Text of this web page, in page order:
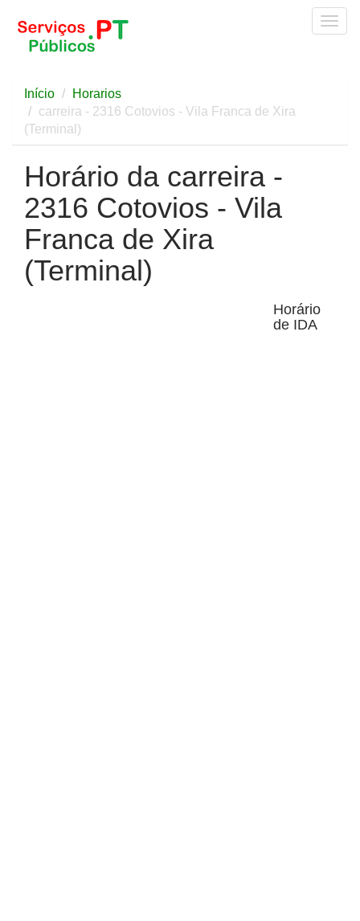
Início
Horarios
carreira - 2316 Cotovios - Vila Franca de Xira
(Terminal)
Horário da carreira -
2316 Cotovios - Vila
Franca de Xira
(Terminal)
Horário
de IDA